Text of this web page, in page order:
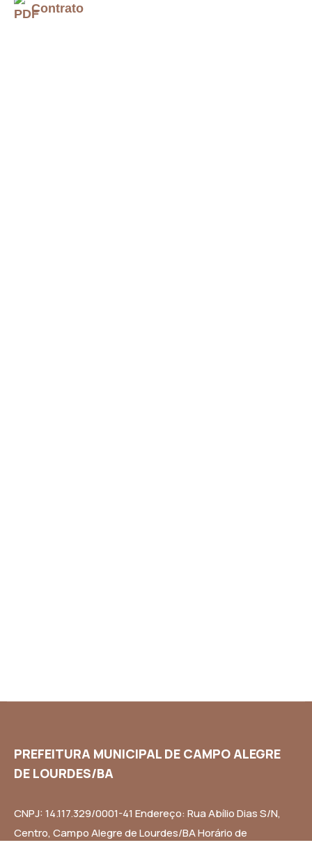
Contrato
PREFEITURA MUNICIPAL DE CAMPO ALEGRE
DE LOURDES/BA
CNPJ: 14.117.329/0001-41 Endereço: Rua Abílio Dias S/N,
Centro, Campo Alegre de Lourdes/BA Horário de